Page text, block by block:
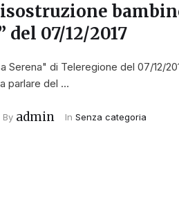
del 07/12/2017
Serena" di Teleregione del 07/12/
parlare del …
By admin In Senza categoria